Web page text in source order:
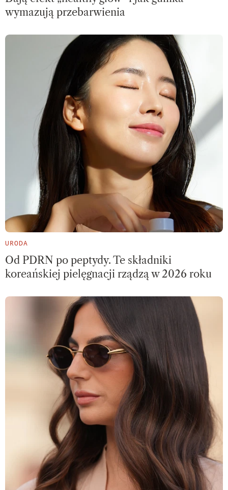
wymazują przebarwienia
URODA
Od PDRN po peptydy. Te składniki
koreańskiej pielęgnacji rządzą w 2026 roku